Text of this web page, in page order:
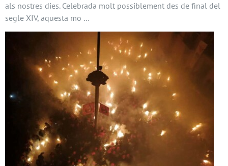
als nostres dies. Celebrada molt possiblement des de final del
segle XIV, aquesta mo …